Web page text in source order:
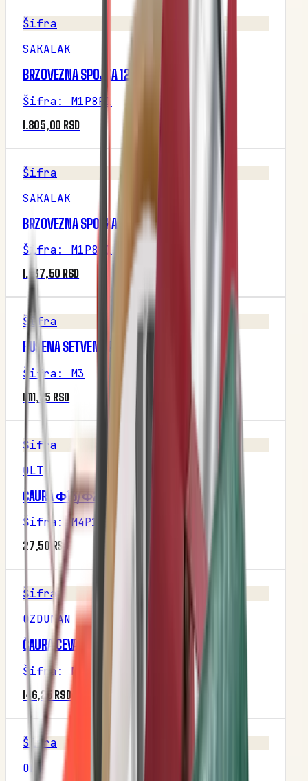
Šifra
SAKALAK
BRZOVEZNA SPOJKA 12MM
Šifra: M1P8R1
1.805,00 RSD
Šifra
SAKALAK
BRZOVEZNA SPOJKA 9MM
Šifra: M1P8R1
1.937,50 RSD
Šifra
BUŠENA SETVENA PLOČA (NODET)
Šifra: M3
1.111,25 RSD
Šifra
OLT
ČAURA Ф16/Ф20X16
Šifra:M4P1R2
27,50 RSD
Šifra
OZDUMAN
ČAURA CEVASTOG ZUPČANIKA (OZDUMAN)
Šifra: M1P29R3
146,25 RSD
Šifra
OLT